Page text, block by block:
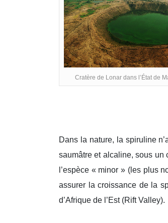
Cratère de Lonar dans l’État de
Dans la nature, la spiruline
saumâtre et alcaline, sous un
l’espèce « minor » (les plus
assurer la croissance de la
d’Afrique de l’Est (Rift Valley).